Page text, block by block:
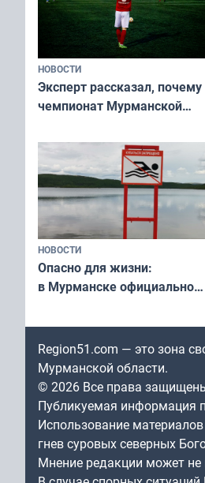
НОВОСТИ
Эксперт рассказал, почему
чемпионат Мурманской
незамеченным
НОВОСТИ
Опасно для жизни:
в Мурманске официально
в городских водоёмах
Region51.com — это зона
Мурманской области.
© 2026 Все права
Публикуемая информация
Использование
гнев суровых северных
Мнение редакции может